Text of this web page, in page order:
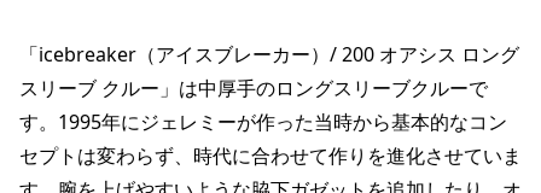
「icebreaker（アイスブレーカー）/ 200 オアシス ロング
スリーブ クルー」は中厚手のロングスリーブクルーで
す。1995年にジェレミーが作った当時から基本的なコン
セプトは変わらず、時代に合わせて作りを進化させていま